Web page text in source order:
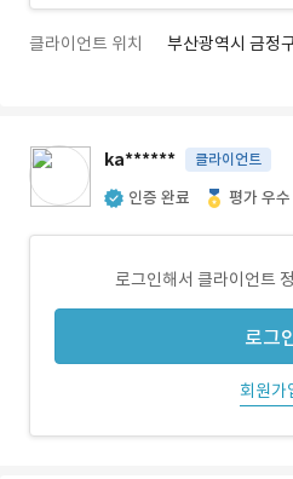
클라이언트 위치 부산광역시 금정
ka****** 클라이언트
인증 완료 평가 우수
로그인해서 클라이언트
로그
회원가